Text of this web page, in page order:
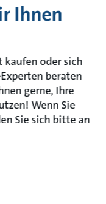
Ihnen
kaufen oder sich
beraten
gerne, Ihre
Wenn Sie
Sie sich bitte an